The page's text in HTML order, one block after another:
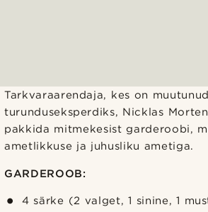
Tarkvaraarendaja, kes on muutunud
turunduseksperdiks, Nicklas
pakkida mitmekesist garderoobi,
ametlikkuse ja juhusliku ametiga.
GARDEROOB:
4 särke (2 valget, 1 sinine, 1